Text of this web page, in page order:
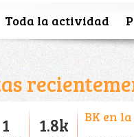
Toda la actividad
1 1.8k BK en